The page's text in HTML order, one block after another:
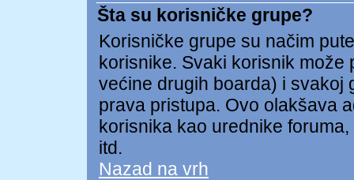
Šta su korisničke grupe?
Korisničke grupe su načim
korisnike. Svaki korisnik može
većine drugih boarda) i svakoj
prava pristupa. Ovo olakšava
korisnika kao urednike
itd.
Nazad na vrh